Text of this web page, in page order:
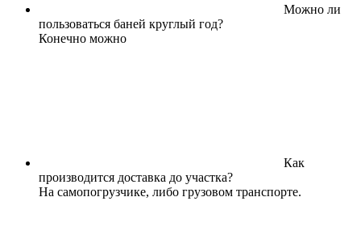
Можно ли
пользоваться баней круглый год?
Конечно можно
Как
производится доставка до участка?
На самопогрузчике, либо грузовом транспорте.